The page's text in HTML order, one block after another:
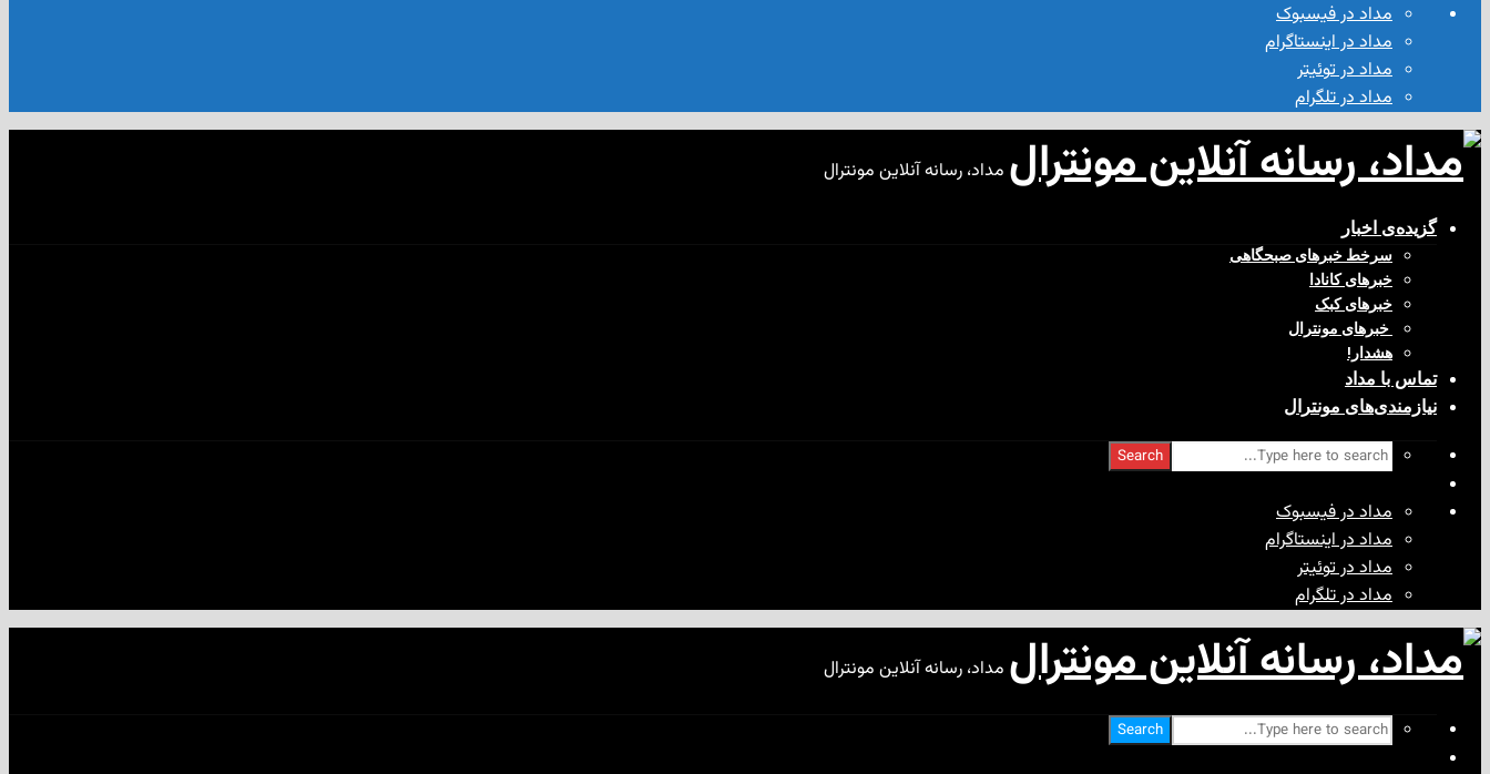
مداد در فیسبوک
مداد در اینستاگرام
مداد در توئیتر
مداد در تلگرام
مداد، رسانه آنلاین مونترال
گزیده‌ی‌ اخبار
سرخط خبرهای صبحگاهی
خبرهای کانادا
خبرهای کبک
‌ خبرهای مونترال
هشدار!
تماس با مداد
نیازمندی‌های مونترال
Search
مداد در فیسبوک
مداد در اینستاگرام
مداد در توئیتر
مداد در تلگرام
مداد، رسانه آنلاین مونترال
Search